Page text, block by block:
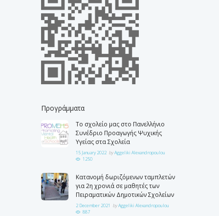
Προγράμματα
Το σχολείο μας στο Πανελλήνιο
Συνέδριο Προαγωγής Ψυχικής
Υγείας στα Σχολεία
15 January 2022 byAggeliki Alexandropoulou
1250
Κατανομή δωριζόμενων ταμπλετών
για 2η χρονιά σε μαθητές των
Πειραματικών Δημοτικών Σχολείων
2 December 2021 byAggeliki Alexandropoulou
887